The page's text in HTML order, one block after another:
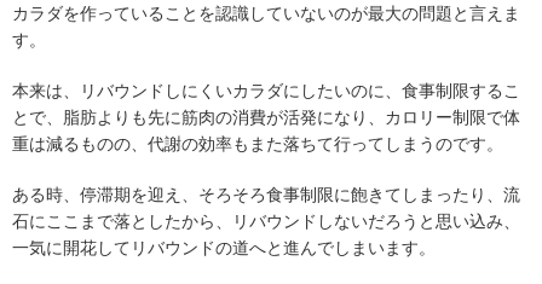
カラダを作っていることを認識していないのが最大の問題と言えま
す。
本来は、リバウンドしにくいカラダにしたいのに、食事制限するこ
とで、脂肪よりも先に筋肉の消費が活発になり、カロリー制限で体
重は減るものの、代謝の効率もまた落ちて行ってしまうのです。
ある時、停滞期を迎え、そろそろ食事制限に飽きてしまったり、流
石にここまで落としたから、リバウンドしないだろうと思い込み、
一気に開花してリバウンドの道へと進んでしまいます。